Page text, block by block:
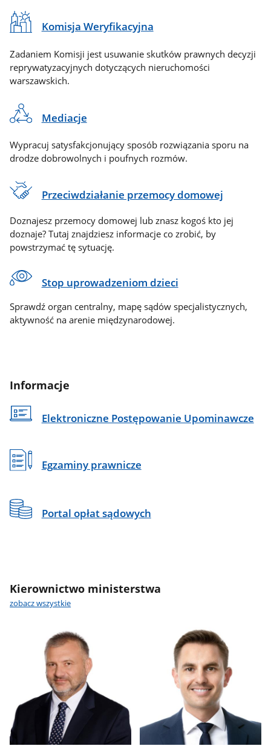
Komisja Weryfikacyjna
Zadaniem Komisji jest usuwanie skutków prawnych decyzji
reprywatyzacyjnych dotyczących nieruchomości
warszawskich.
Mediacje
Wypracuj satysfakcjonujący sposób rozwiązania sporu na
drodze dobrowolnych i poufnych rozmów.
Przeciwdziałanie przemocy domowej
Doznajesz przemocy domowej lub znasz kogoś kto jej
doznaje? Tutaj znajdziesz informacje co zrobić, by
powstrzymać tę sytuację.
Stop uprowadzeniom dzieci
Sprawdź organ centralny, mapę sądów specjalistycznych,
aktywność na arenie międzynarodowej.
Informacje
Elektroniczne Postępowanie Upominawcze
Egzaminy prawnicze
Portal opłat sądowych
Kierownictwo ministerstwa
zobacz wszystkie